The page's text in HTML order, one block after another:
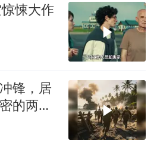
惊悚大作
锋，居
的两栖